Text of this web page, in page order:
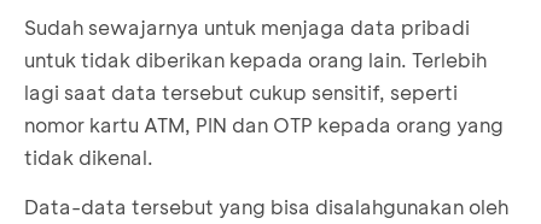
Sudah sewajarnya untuk menjaga data pribadi
untuk tidak diberikan kepada orang lain. Terlebih
lagi saat data tersebut cukup sensitif, seperti
nomor kartu ATM, PIN dan OTP kepada orang yang
tidak dikenal.
Data-data tersebut yang bisa disalahgunakan oleh